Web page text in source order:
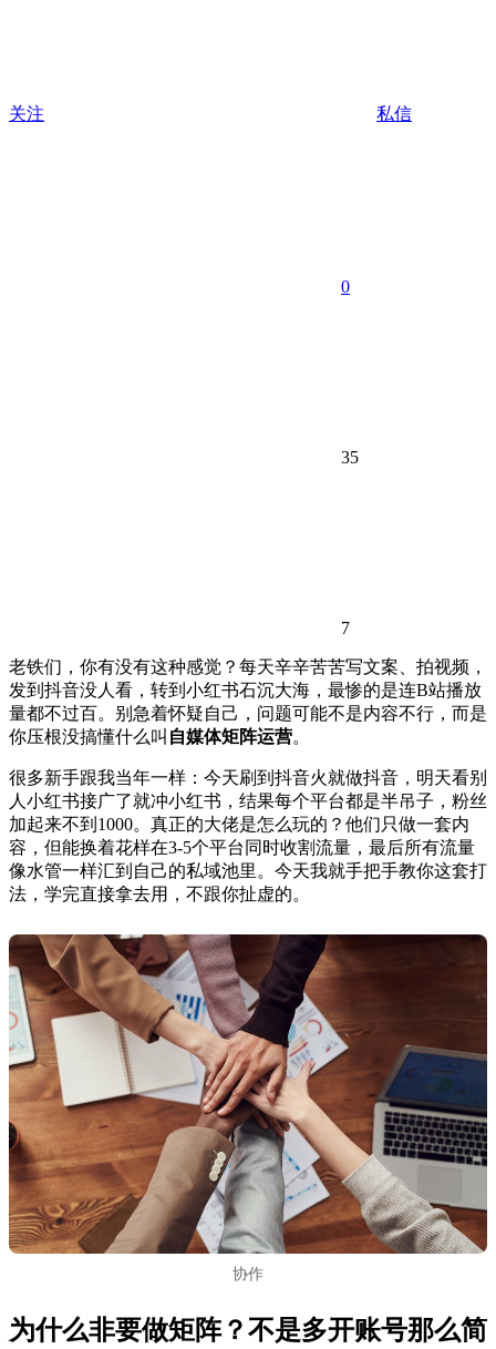
关注 私信
0
35
7
老铁们，你有没有这种感觉？每天辛辛苦苦写文案、拍视频，
发到抖音没人看，转到小红书石沉大海，最惨的是连B站播放
量都不过百。别急着怀疑自己，问题可能不是内容不行，而是
你压根没搞懂什么叫 自媒体矩阵运营。
很多新手跟我当年一样：今天刷到抖音火就做抖音，明天看别
人小红书接广了就冲小红书，结果每个平台都是半吊子，粉丝
加起来不到1000。真正的大佬是怎么玩的？他们只做一套内
容，但能换着花样在3-5个平台同时收割流量，最后所有流量
像水管一样汇到自己的私域池里。今天我就手把手教你这套打
法，学完直接拿去用，不跟你扯虚的。
协作
为什么非要做矩阵？不是多开账号那么简